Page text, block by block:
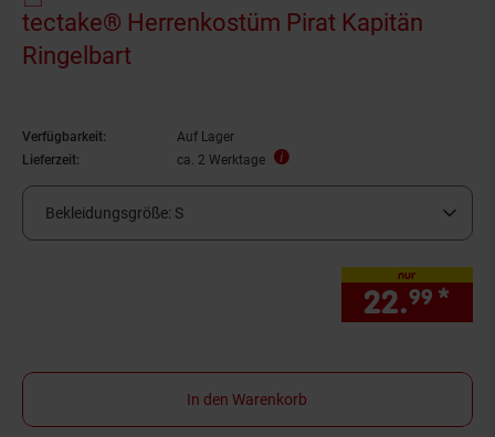
tectake® Herrenkostüm Pirat Kapitän
Ringelbart
Verfügbarkeit:
Auf Lager
Lieferzeit:
ca. 2 Werktage
Bekleidungsgröße: S
nur
22.99 *
In den Warenkorb